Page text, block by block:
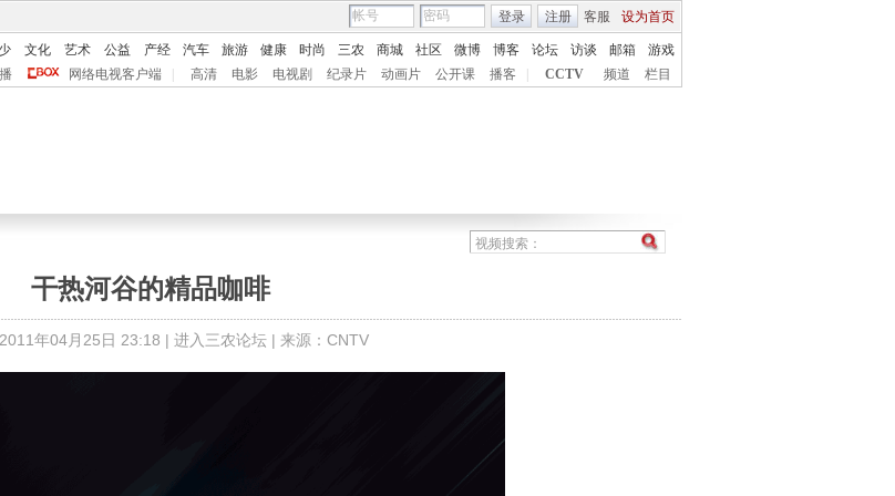
客服 设为首页
登录 注册
文化 艺术 公益 产经 汽车 旅游 健康 时尚 三农 商城 社区 微博 博客 论坛 访谈 邮箱
游戏
网络电视客户端 高清 电影 电视剧 纪录片 动画片 公开课 播客 CCTV 频道 栏目
干热河谷的精品咖啡
年04月25日 23:18 | 进入三农论坛 | 来源：CNTV